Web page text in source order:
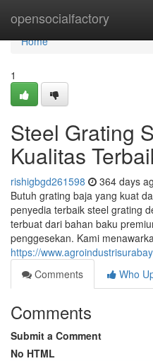
opensocialfactory
Home
Home
1
Steel Grating
Kualitas
rishigbgd261598 364 days
Butuh grating baja yang kuat
penyedia terbaik steel grating
terbuat dari bahan baku
penggesekan. Kami
https://
Comments
Who
Comments
Submit a Comment
No HTML